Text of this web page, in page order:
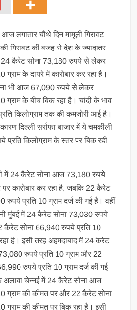
आज लगातार चौथे दिन मामूली गिरावट
गिरावट की वजह से देश के ज्यादातर
24 कैरेट सोना 73,180 रुपये से लेकर
के दायरे में कारोबार कर रहा है।
भी आज 67,090 रुपये से लेकर
ग्राम के बीच बिक रहा है। चांदी के भाव
किलोग्राम तक की कमजोरी आई है।
दिल्ली सर्राफा बाजार में ये चमकीली
किलोग्राम के स्तर पर बिक रही
में 24 कैरेट सोना आज 73,180 रुपये
पर कारोबार कर रहा है, जबकि 22 कैरेट
रुपये प्रति 10 ग्राम दर्ज की गई है। वहीं
मुंबई में 24 कैरेट सोना 73,030 रुपये
कैरेट सोना 66,940 रुपये प्रति 10
है। इसी तरह अहमदाबाद में 24 कैरेट
रुपये प्रति 10 ग्राम और 22
रुपये प्रति 10 ग्राम दर्ज की गई
अलावा चेन्नई में 24 कैरेट सोना आज
ग्राम की कीमत पर और 22 कैरेट सोना
ग्राम की कीमत पर बिक रहा है। इसी